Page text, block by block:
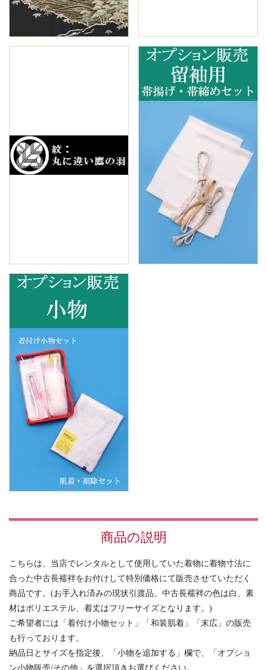
商品の説明
こちらは、当店でレンタルとして使用していた着物に着物寸法に
合った中古長襦袢をお付けして特別価格にて販売させていただく
商品です。(お手入れ済みの現状引渡品。中古長襦袢の色は白、素
材はポリエステル、着丈はフリーサイズとなります。)
ご希望者には「着付け小物セット」「和装肌着」「末広」の販売
も行っております。
納品日とサイズを指定後、「小物を追加する」欄で、「オプショ
ン小物販売/その他」を選択頂きお選びください。